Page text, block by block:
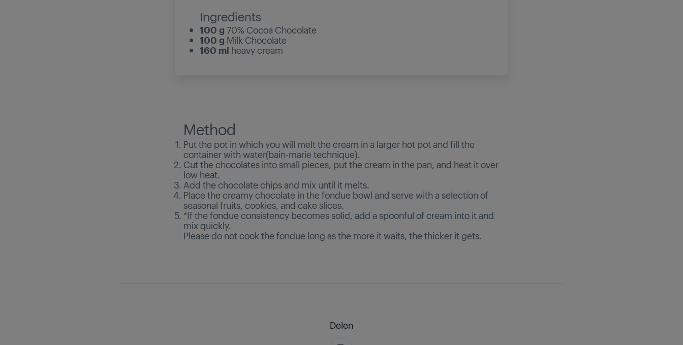
Ingredients
100 g 70% Cocoa Chocolate
100 g Milk Chocolate
160 ml heavy cream
Method
Put the pot in which you will melt the cream in a larger hot pot and fill the
container with water(bain-marie technique).
Cut the chocolates into small pieces, put the cream in the pan, and heat it over
low heat.
Add the chocolate chips and mix until it melts.
Place the creamy chocolate in the fondue bowl and serve with a selection of
seasonal fruits, cookies, and cake slices.
*If the fondue consistency becomes solid, add a spoonful of cream into it and
mix quickly.
Please do not cook the fondue long as the more it waits, the thicker it gets.
Delen